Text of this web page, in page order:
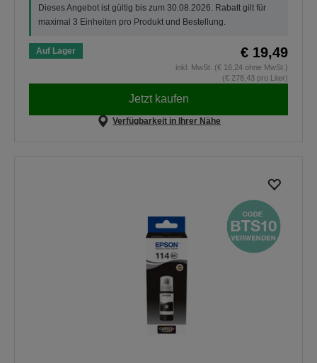
Dieses Angebot ist gültig bis zum 30.08.2026. Rabatt gilt für
maximal 3 Einheiten pro Produkt und Bestellung.
Auf Lager € 19,49
inkl. MwSt. (€ 16,24 ohne MwSt.)
(€ 278,43 pro Liter)
Jetzt kaufen
Verfügbarkeit in Ihrer Nähe